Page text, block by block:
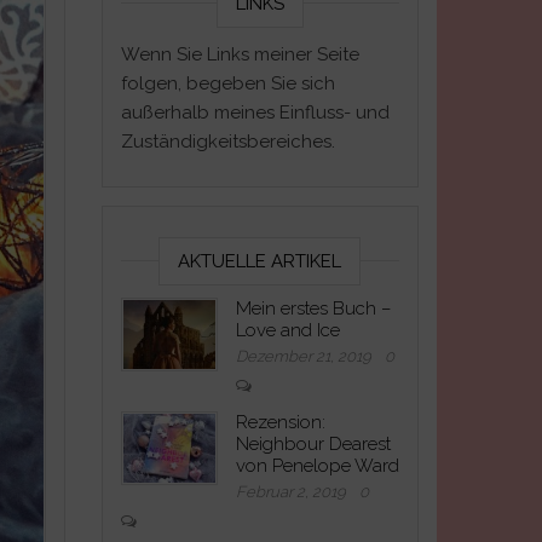
Wenn Sie Links meiner Seite
folgen, begeben Sie sich
außerhalb meines Einfluss- und
Zuständigkeitsbereiches.
AKTUELLE ARTIKEL
Mein erstes Buch –
Love and Ice
Dezember 21, 2019 0
Rezension:
Neighbour Dearest
von Penelope Ward
Februar 2, 2019 0